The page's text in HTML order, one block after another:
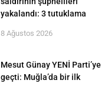
yakalandı: 3 tutuklama
8 Ağustos 2026
Mesut Günay YENİ Parti’ye
geçti: Muğla’da bir ilk